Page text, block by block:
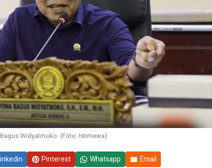
Widyatmoko. (Foto: Istimewa)
Pinterest Whatsapp Email